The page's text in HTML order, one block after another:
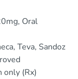
Oral
Teva, Sandoz
only (Rx)